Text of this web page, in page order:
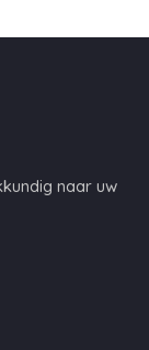
naar uw